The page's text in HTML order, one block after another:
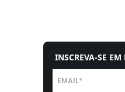
INSCREVA-SE